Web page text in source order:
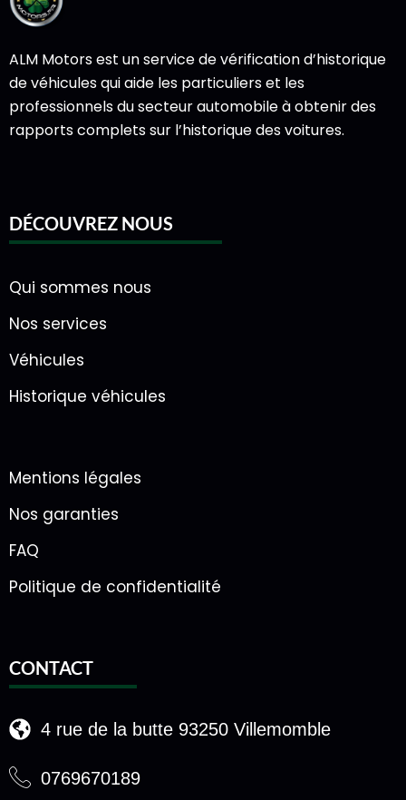
ALM Motors est un service de vérification d’historique
de véhicules qui aide les particuliers et les
professionnels du secteur automobile à obtenir des
rapports complets sur l’historique des voitures.
DÉCOUVREZ NOUS
Qui sommes nous
Nos services
Véhicules
Historique véhicules
Mentions légales
Nos garanties
FAQ
Politique de confidentialité
CONTACT
4 rue de la butte 93250 Villemomble
0769670189